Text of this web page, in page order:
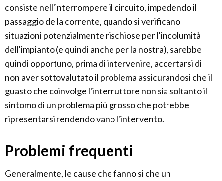
consiste nell'interrompere il circuito, impedendo il
passaggio della corrente, quando si verificano
situazioni potenzialmente rischiose per l'incolumità
dell'impianto (e quindi anche per la nostra), sarebbe
quindi opportuno, prima di intervenire, accertarsi di
non aver sottovalutato il problema assicurandosi che il
guasto che coinvolge l'interruttore non sia soltanto il
sintomo di un problema più grosso che potrebbe
ripresentarsi rendendo vano l'intervento.
Problemi frequenti
Generalmente, le cause che fanno si che un